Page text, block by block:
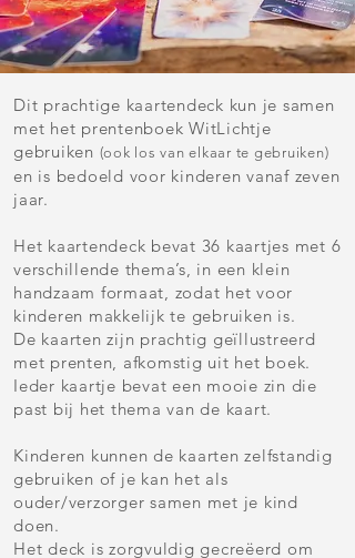
Dit prachtige kaartendeck kun je samen
met het prentenboek WitLichtje
gebruiken (ook los van elkaar te gebruiken)
en is bedoeld voor kinderen vanaf zeven
jaar.
Het kaartendeck bevat 36 kaartjes met 6
verschillende thema’s, in een klein
handzaam formaat, zodat het voor
kinderen makkelijk te gebruiken is.
De kaarten zijn prachtig geïllustreerd
met prenten, afkomstig uit het boek.
Ieder kaartje bevat een mooie zin die
past bij het thema van de kaart.
Kinderen kunnen de kaarten zelfstandig
gebruiken of je kan het als
ouder/verzorger samen met je kind
doen.
Het deck is zorgvuldig gecreëerd om